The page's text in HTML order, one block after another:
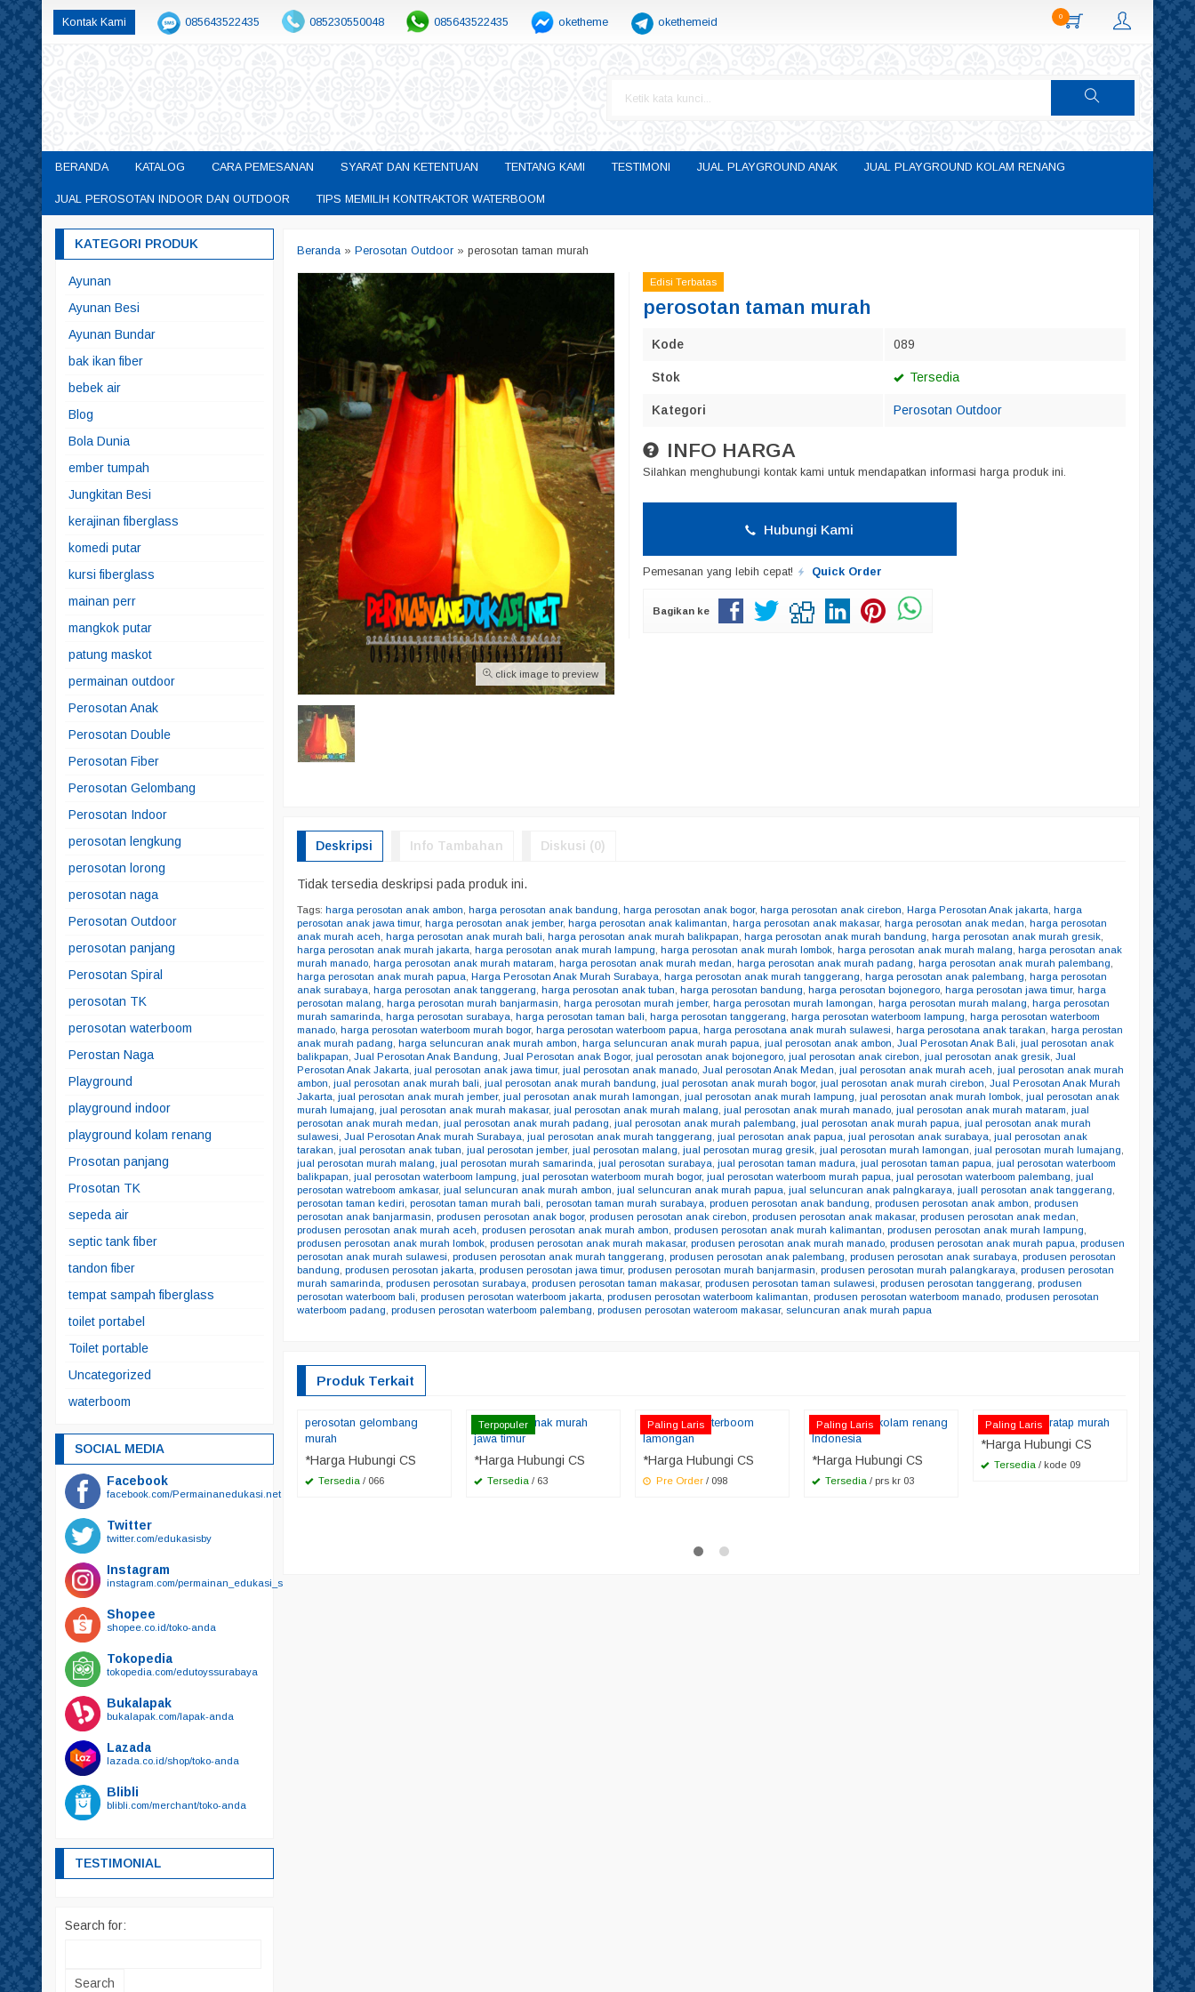
Kontak Kami 085643522435 085230550048 085643522435 oketheme okethemeid 0
BERANDA KATALOG CARA PEMESANAN SYARAT DAN KETENTUAN TENTANG KAMI TESTIMONI JUAL PLAYGROUND ANAK JUAL PLAYGROUND KOLAM RENANG
JUAL PEROSOTAN INDOOR DAN OUTDOOR TIPS MEMILIH KONTRAKTOR WATERBOOM
Beranda » Perosotan Outdoor »perosotan taman murah
click image to preview
Edisi Terbatas
perosotan taman murah
Kode 089
Stok Tersedia
Kategori Perosotan Outdoor
INFO HARGA
Silahkan menghubungi kontak kami untuk mendapatkan informasi harga produk ini.
Hubungi Kami
Pemesanan yang lebih cepat! Quick Order
Bagikan ke
Deskripsi Info Tambahan Diskusi (0)
Tidak tersedia deskripsi pada produk ini.
Tags: harga perosotan anak ambon, harga perosotan anak bandung, harga perosotan anak bogor, harga perosotan anak cirebon, Harga Perosotan Anak jakarta, harga
perosotan anak jawa timur, harga perosotan anak jember, harga perosotan anak kalimantan, harga perosotan anak makasar, harga perosotan anak medan, harga perosotan
anak murah aceh, harga perosotan anak murah bali, harga perosotan anak murah balikpapan, harga perosotan anak murah bandung, harga perosotan anak murah gresik,
harga perosotan anak murah jakarta, harga perosotan anak murah lampung, harga perosotan anak murah lombok, harga perosotan anak murah malang, harga perosotan anak
murah manado, harga perosotan anak murah mataram, harga perosotan anak murah medan, harga perosotan anak murah padang, harga perosotan anak murah palembang,
harga perosotan anak murah papua, Harga Perosotan Anak Murah Surabaya, harga perosotan anak murah tanggerang, harga perosotan anak palembang, harga perosotan
anak surabaya, harga perosotan anak tanggerang, harga perosotan anak tuban, harga perosotan bandung, harga perosotan bojonegoro, harga perosotan jawa timur, harga
perosotan malang, harga perosotan murah banjarmasin, harga perosotan murah jember, harga perosotan murah lamongan, harga perosotan murah malang, harga perosotan
murah samarinda, harga perosotan surabaya, harga perosotan taman bali, harga perosotan tanggerang, harga perosotan waterboom lampung, harga perosotan waterboom
manado, harga perosotan waterboom murah bogor, harga perosotan waterboom papua, harga perosotana anak murah sulawesi, harga perosotana anak tarakan, harga perostan
anak murah padang, harga seluncuran anak murah ambon, harga seluncuran anak murah papua,jual perosotan anak ambon,Jual Perosotan Anak Bali,jual perosotan anak
balikpapan,Jual Perosotan Anak Bandung,Jual Perosotan anak Bogor,jual perosotan anak bojonegoro,jual perosotan anak cirebon,jual perosotan anak gresik,Jual
Perosotan Anak Jakarta,jual perosotan anak jawa timur,jual perosotan anak manado,Jual perosotan Anak Medan,jual perosotan anak murah aceh,jual perosotan anak murah
ambon,jual perosotan anak murah bali,jual perosotan anak murah bandung,jual perosotan anak murah bogor,jual perosotan anak murah cirebon,Jual Perosotan Anak Murah
Jakarta,jual perosotan anak murah jember,jual perosotan anak murah lamongan,jual perosotan anak murah lampung,jual perosotan anak murah lombok,jual perosotan anak
murah lumajang,jual perosotan anak murah makasar,jual perosotan anak murah malang,jual perosotan anak murah manado,jual perosotan anak murah mataram,jual
perosotan anak murah medan,jual perosotan anak murah padang,jual perosotan anak murah palembang,jual perosotan anak murah papua,jual perosotan anak murah
sulawesi,Jual Perosotan Anak murah Surabaya,jual perosotan anak murah tanggerang,jual perosotan anak papua,jual perosotan anak surabaya,jual perosotan anak
tarakan,jual perosotan anak tuban,jual perosotan jember,jual perosotan malang,jual perosotan murag gresik,jual perosotan murah lamongan,jual perosotan murah lumajang,
jual perosotan murah malang,jual perosotan murah samarinda,jual perosotan surabaya,jual perosotan taman madura,jual perosotan taman papua,jual perosotan waterboom
balikpapan,jual perosotan waterboom lampung,jual perosotan waterboom murah bogor,jual perosotan waterboom murah papua,jual perosotan waterboom palembang,jual
perosotan watreboom amkasar,jual seluncuran anak murah ambon,jual seluncuran anak murah papua,jual seluncuran anak palngkaraya,juall perosotan anak tanggerang,
perosotan taman kediri,perosotan taman murah bali,perosotan taman murah surabaya,produen perosotan anak bandung,produsen perosotan anak ambon,produsen
perosotan anak banjarmasin,produsen perosotan anak bogor,produsen perosotan anak cirebon,produsen perosotan anak makasar,produsen perosotan anak medan,
produsen perosotan anak murah aceh,produsen perosotan anak murah ambon,produsen perosotan anak murah kalimantan,produsen perosotan anak murah lampung,
produsen perosotan anak murah lombok,produsen perosotan anak murah makasar,produsen perosotan anak murah manado,produsen perosotan anak murah papua,produsen
perosotan anak murah sulawesi,produsen perosotan anak murah tanggerang,produsen perosotan anak palembang,produsen perosotan anak surabaya,produsen perosotan
bandung,produsen perosotan jakarta,produsen perosotan jawa timur,produsen perosotan murah banjarmasin,produsen perosotan murah palangkaraya,produsen perosotan
murah samarinda,produsen perosotan surabaya,produsen perosotan taman makasar,produsen perosotan taman sulawesi,produsen perosotan tanggerang,produsen
perosotan waterboom bali,produsen perosotan waterboom jakarta,produsen perosotan waterboom kalimantan,produsen perosotan waterboom manado,produsen perosotan
waterboom padang,produsen perosotan waterboom palembang,produsen perosotan wateroom makasar,seluncuran anak murah papua
Produk Terkait
perosotan gelombang
murah
*Harga Hubungi CS
Tersedia / 066
Terpopuler
perosotan anak murah
jawa timur
*Harga Hubungi CS
Tersedia / 63
Paling Laris
perosotan waterboom
lamongan
*Harga Hubungi CS
Pre Order / 098
Paling Laris
jual perosan kolam renang
Indonesia
*Harga Hubungi CS
Tersedia / prs kr 03
Paling Laris
Perosotan beratap murah
*Harga Hubungi CS
Tersedia / kode 09
KATEGORI PRODUK
Ayunan
Ayunan Besi
Ayunan Bundar
bak ikan fiber
bebek air
Blog
Bola Dunia
ember tumpah
Jungkitan Besi
kerajinan fiberglass
komedi putar
kursi fiberglass
mainan perr
mangkok putar
patung maskot
permainan outdoor
Perosotan Anak
Perosotan Double
Perosotan Fiber
Perosotan Gelombang
Perosotan Indoor
perosotan lengkung
perosotan lorong
perosotan naga
Perosotan Outdoor
perosotan panjang
Perosotan Spiral
perosotan TK
perosotan waterboom
Perostan Naga
Playground
playground indoor
playground kolam renang
Prosotan panjang
Prosotan TK
sepeda air
septic tank fiber
tandon fiber
tempat sampah fiberglass
toilet portabel
Toilet portable
Uncategorized
waterboom
SOCIAL MEDIA
Facebook
facebook.com/Permainanedukasi.net
Twitter
twitter.com/edukasisby
Instagram
instagram.com/permainan_edukasi_surabaya/
Shopee
shopee.co.id/toko-anda
Tokopedia
tokopedia.com/edutoyssurabaya
Bukalapak
bukalapak.com/lapak-anda
Lazada
lazada.co.id/shop/toko-anda
Blibli
blibli.com/merchant/toko-anda
TESTIMONIAL
Search for: